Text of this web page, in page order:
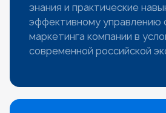
знания и практические
эффективному управлению
маркетинга компании в
современной российской